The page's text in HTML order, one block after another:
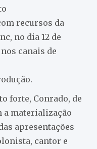
recursos da
no dia 12 de
canais de
forte, Conrado, de
a materialização
apresentações
cantor e